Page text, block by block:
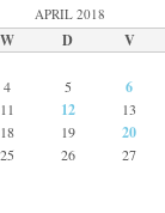
APRIL 2018
W D V
4 5 6
11 12 13
18 19 20
25 26 27